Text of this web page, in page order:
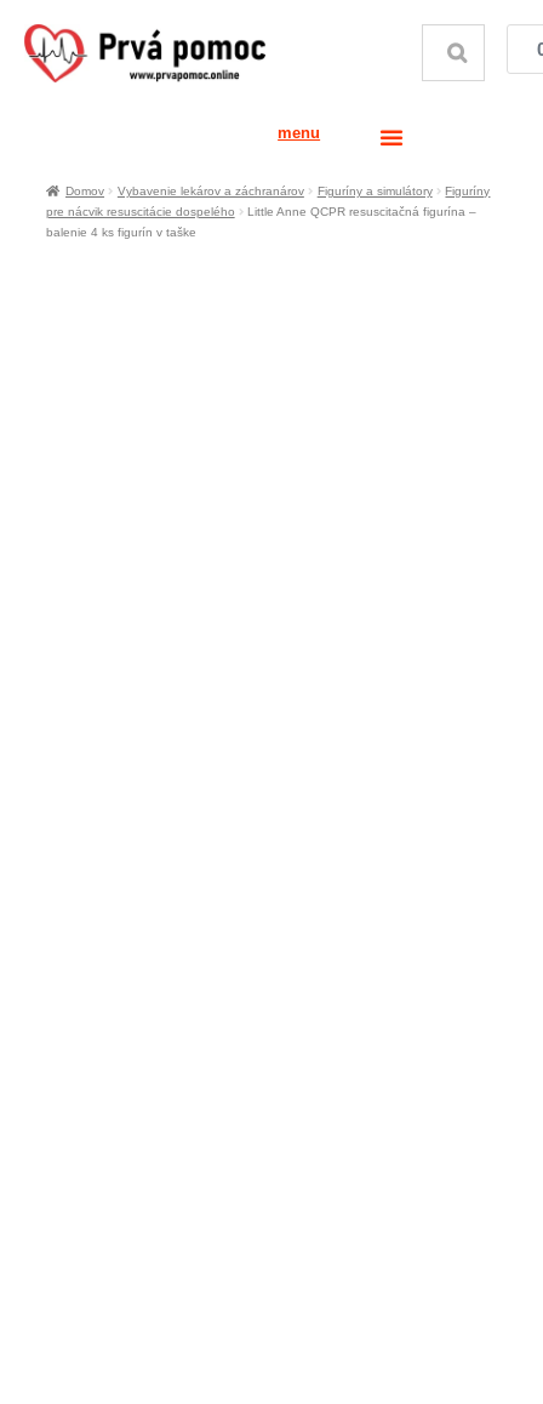
menu
Domov Vybavenie lekárov a záchranárov Figuríny a simulátory
Figuríny
pre nácvik resuscitácie dospelého
Little Anne QCPR resuscitačná figurína –
balenie 4 ks figurín v taške